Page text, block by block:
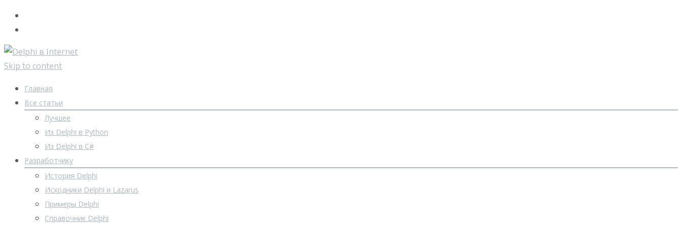
Skip to content
Главная
Все статьи
Лучшее
Из Delphi в Python
Из Delphi в C#
Разработчику
История Delphi
Исходники Delphi и Lazarus
Примеры Delphi
Справочник Delphi